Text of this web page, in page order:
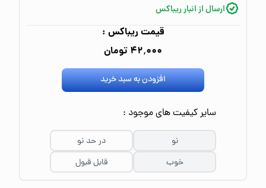
ارسال از انبار ریباکس
قیمت ریباکس :
۴۲٬۰۰۰ تومان
افزودن به سبد خرید
سایر کیفیت های موجود :
نو
در حد نو
خوب
قابل قبول